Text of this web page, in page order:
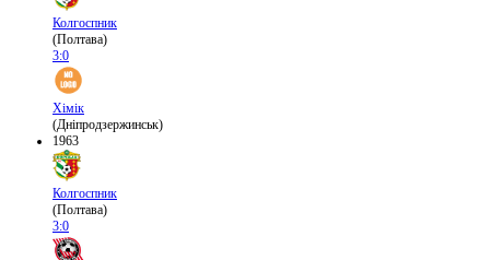
Колгоспник
(Полтава)
3:0
Хімік
(Дніпродзержинськ)
1963
Колгоспник
(Полтава)
3:0